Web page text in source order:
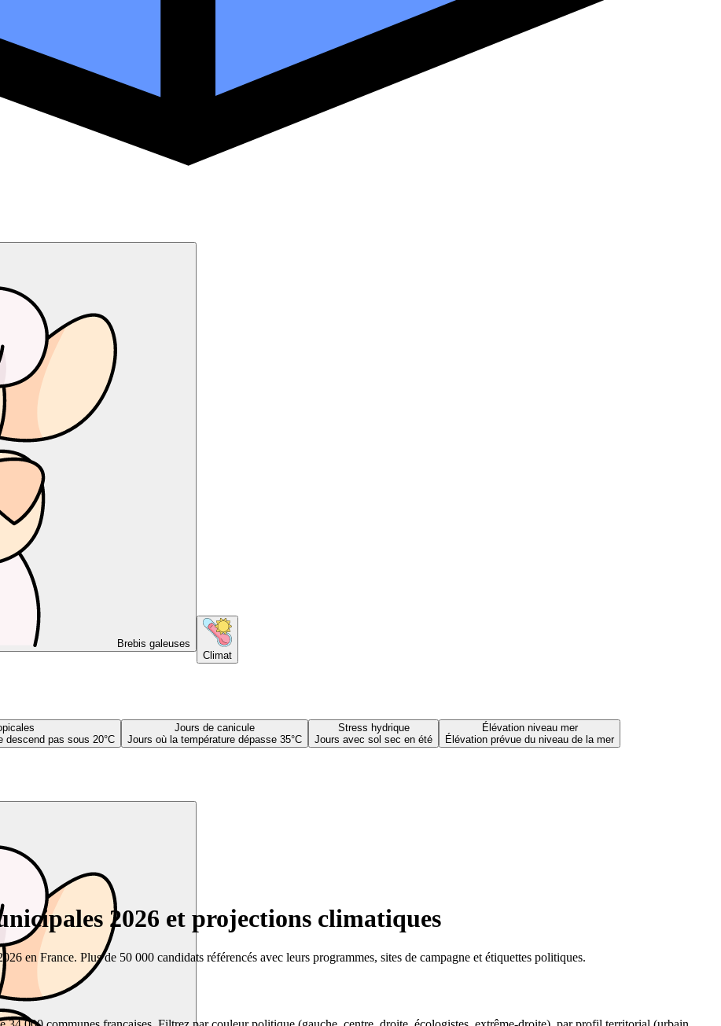
Brebis galeuses
Climat
descend pas sous 20°C
Jours de canicule
Jours où la température dépasse 35°C
Stress hydrique
Jours avec sol sec en été
Élévation niveau mer
Élévation prévue du niveau de la mer
2026 et projections climatiques
en France. Plus de 50 000 candidats référencés avec leurs programmes, sites de campagne et étiquettes politiques.